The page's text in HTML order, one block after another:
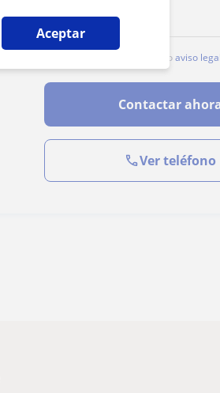
Aceptar
Al hacer clic, aceptas nuestroaviso legal
Contactar
Ver teléfono